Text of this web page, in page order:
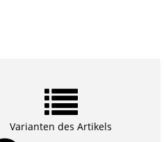
Varianten des Artikels